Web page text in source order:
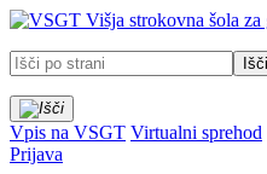
Prosimo,
upoštevajte:
To
spletno
mesto
vključuje
sistem
dostopnosti.
Višja strokovna šola
Vpis na VSGT Virtualni sprehod
Prijava